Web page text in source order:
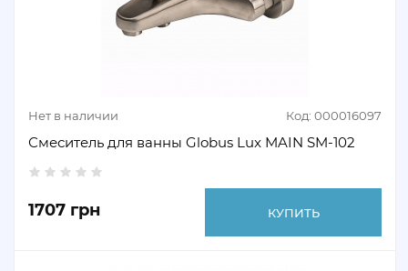
Нет в наличии Код: 000016097
Смеситель для ванны Globus Lux MAIN SM-102
1707 грн КУПИТЬ